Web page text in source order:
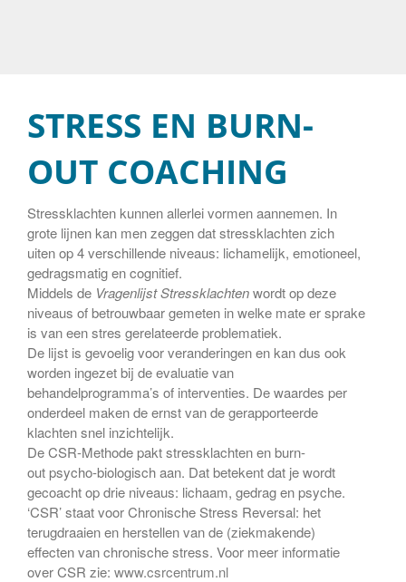
STRESS EN BURN-
OUT COACHING
Stressklachten kunnen allerlei vormen aannemen. In
grote lijnen kan men zeggen dat stressklachten zich
uiten op 4 verschillende niveaus: lichamelijk, emotioneel,
gedragsmatig en cognitief.
Middels de Vragenlijst Stressklachtenwordt op deze
niveaus of betrouwbaar gemeten in welke mate er sprake
is van een stres gerelateerde problematiek.
De lijst is gevoelig voor veranderingen en kan dus ook
worden ingezet bij de evaluatie van
behandelprogramma’s of interventies. De waardes per
onderdeel maken de ernst van de gerapporteerde
klachten snel inzichtelijk.
De CSR-Methode pakt stressklachten en burn-
out psycho-biologisch aan. Dat betekent dat je wordt
gecoacht op drie niveaus: lichaam, gedrag en psyche.
‘CSR’ staat voor Chronische Stress Reversal: het
terugdraaien en herstellen van de (ziekmakende)
effecten van chronische stress. Voor meer informatie
over CSR zie: www.csrcentrum.nl